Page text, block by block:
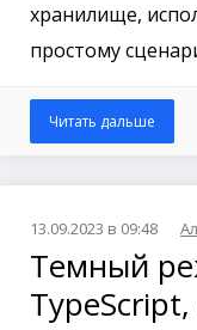
хранилище,
простому
Читать дальше
13.09.2023 в 09:48
Темный